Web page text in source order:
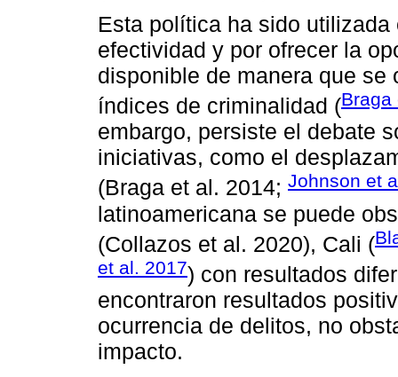
Esta política ha sido
efectividad y por ofrecer la
disponible de manera que
índices de criminalidad (Braga
embargo, persiste el debate
iniciativas, como el
(Braga et al. 2014; Johnson et
latinoamericana se puede
(Collazos et al. 2020), Cali (
et al. 2017) con resultados
encontraron resultados
ocurrencia de delitos, no
impacto.